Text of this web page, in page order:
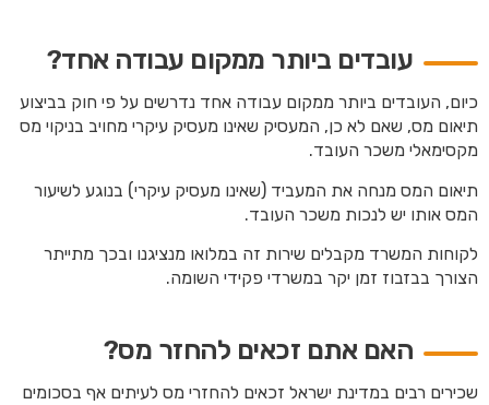
עובדים ביותר ממקום עבודה אחד?
כיום, העובדים ביותר ממקום עבודה אחד נדרשים על פי חוק בביצוע
תיאום מס, שאם לא כן, המעסיק שאינו מעסיק עיקרי מחויב בניקוי מס
מקסימאלי משכר העובד.
תיאום המס מנחה את המעביד (שאינו מעסיק עיקרי) בנוגע לשיעור
המס אותו יש לנכות משכר העובד.
לקוחות המשרד מקבלים שירות זה במלואו מנציגנו ובכך מתייתר
הצורך בבזבוז זמן יקר במשרדי פקידי השומה.
האם אתם זכאים להחזר מס?
שכירים רבים במדינת ישראל זכאים להחזרי מס לעיתים אף בסכומים